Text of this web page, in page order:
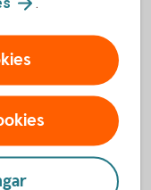
händer i samhället
att
på vad jag anser